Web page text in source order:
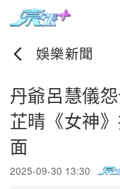
娛樂新聞
丹爺呂慧儀
芷晴《女神
面
2025-09-30 13:30